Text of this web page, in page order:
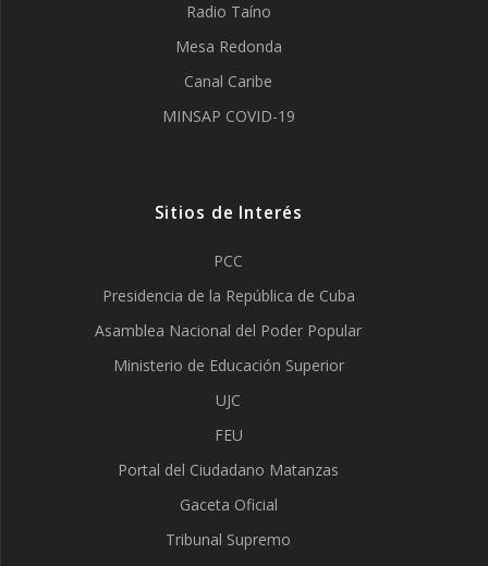
Radio Taíno
Mesa Redonda
Canal Caribe
MINSAP COVID-19
Sitios de Interés
PCC
Presidencia de la República de Cuba
Asamblea Nacional del Poder Popular
Ministerio de Educación Superior
UJC
FEU
Portal del Ciudadano Matanzas
Gaceta Oficial
Tribunal Supremo